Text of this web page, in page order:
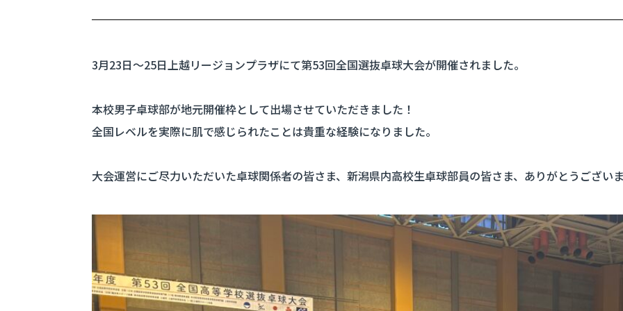
3月23日〜25日上越リージョンプラザにて第53回全国選抜卓球大会が開催されました。
本校男子卓球部が地元開催枠として出場させていただきました！
全国レベルを実際に肌で感じられたことは貴重な経験になりました。
大会運営にご尽力いただいた卓球関係者の皆さま、新潟県内高校生卓球部員の皆さま、ありがとうござい